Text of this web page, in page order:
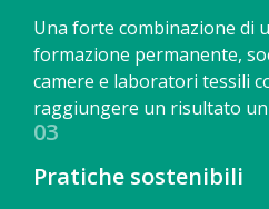
Una forte combinazione di
formazione permanente,
camere e laboratori tessili
raggiungere un risultato
03
Pratiche sostenibili